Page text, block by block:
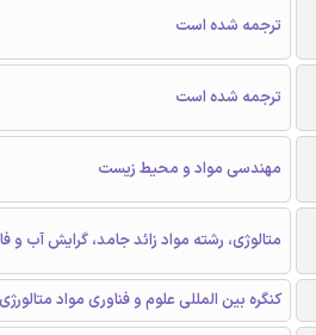
ترجمه شده است
ترجمه شده است
مهندسی مواد و محیط زیست
متالوژی، رشته مواد زائد جامد، گرایش آب و
کنگره بین المللی علوم و فناوری مواد متالورژی